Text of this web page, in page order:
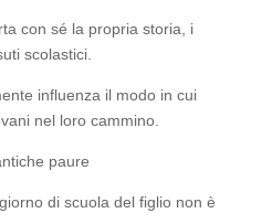
con sé la propria storia, i
scolastici.
influenza il modo in cui
nel loro cammino.
paure
di scuola del figlio non è